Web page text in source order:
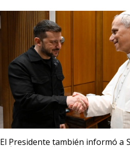
El Presidente también informó a